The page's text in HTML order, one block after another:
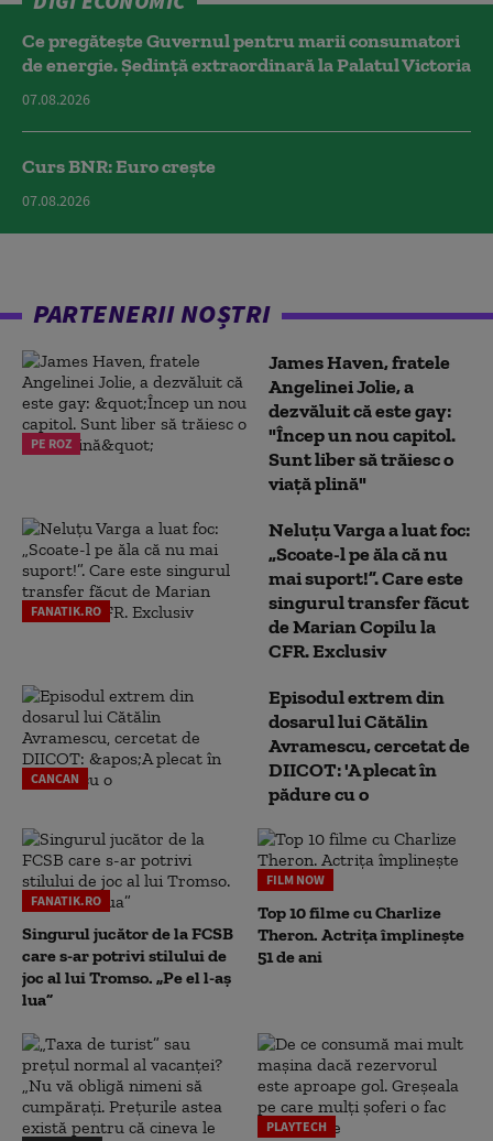
Ce pregătește Guvernul pentru marii consumatori
de energie. Ședință extraordinară la Palatul Victoria
07.08.2026
Curs BNR: Euro crește
07.08.2026
PARTENERII NOȘTRI
PE ROZ
James Haven, fratele
Angelinei Jolie, a
dezvăluit că este gay:
"Încep un nou capitol.
Sunt liber să trăiesc o
viață plină"
FANATIK.RO
Neluțu Varga a luat foc:
„Scoate-l pe ăla că nu
mai suport!”. Care este
singurul transfer făcut
de Marian Copilu la
CFR. Exclusiv
CANCAN
Episodul extrem din
dosarul lui Cătălin
Avramescu, cercetat de
DIICOT: 'A plecat în
pădure cu o
FANATIK.RO
Singurul jucător de la FCSB
care s-ar potrivi stilului de
joc al lui Tromso. „Pe el l-aș
lua”
FILM NOW
Top 10 filme cu Charlize
Theron. Actrița împlinește
51 de ani
PLAYTECH